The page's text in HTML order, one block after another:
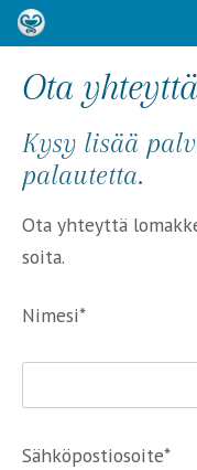
Ota yhteyttä
Kysy lisää
palautetta.
Ota yhteyttä
soita.
Nimesi*
Sähköpostiosoite*